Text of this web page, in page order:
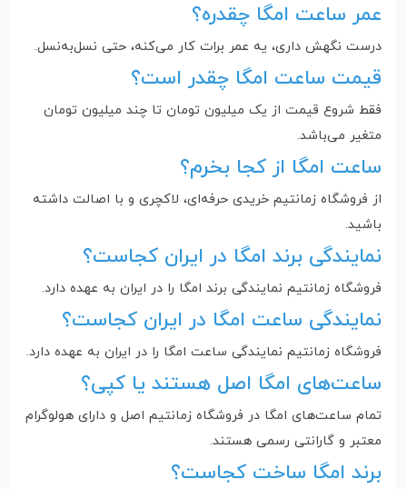
عمر ساعت امگا چقدره؟
درست نگهش داری، یه عمر برات کار می‌کنه، حتی نسل‌به‌نسل.
قیمت ساعت امگا چقدر است؟
فقط شروع قیمت از یک میلیون تومان تا چند میلیون تومان
متغیر می‌باشد.
ساعت امگا از کجا بخرم؟
از فروشگاه زمانتیم خریدی حرفه‌ای، لاکچری و با اصالت داشته
باشید.
نمایندگی برند امگا در ایران کجاست؟
فروشگاه زمانتیم نمایندگی برند امگا را در ایران به عهده دارد.
نمایندگی ساعت امگا در ایران کجاست؟
فروشگاه زمانتیم نمایندگی ساعت امگا را در ایران به عهده دارد.
ساعت‌های امگا اصل هستند یا کپی؟
تمام ساعت‌های امگا در فروشگاه زمانتیم اصل و دارای هولوگرام
معتبر و گارانتی رسمی هستند.
برند امگا ساخت کجاست؟